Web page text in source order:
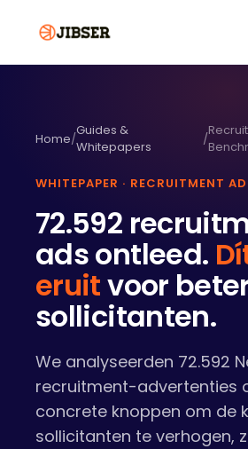
Home/Guides &
Whitepapers
/
WHITEPAPER · RECRUITMENT
72.592
ads ontleed.
eruitvoor
sollicitanten.
We analyseerden 72.592
recruitment-advertenties
concrete knoppen om de
sollicitanten te verhogen,